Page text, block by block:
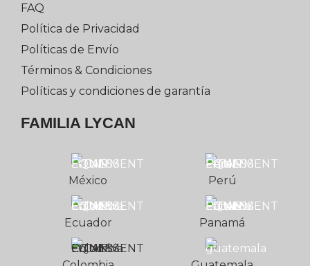
FAQ
Política de Privacidad
Políticas de Envío
Términos & Condiciones
Políticas y condiciones de garantía
FAMILIA LYCAN
México
Ecuador
Perú
Panamá